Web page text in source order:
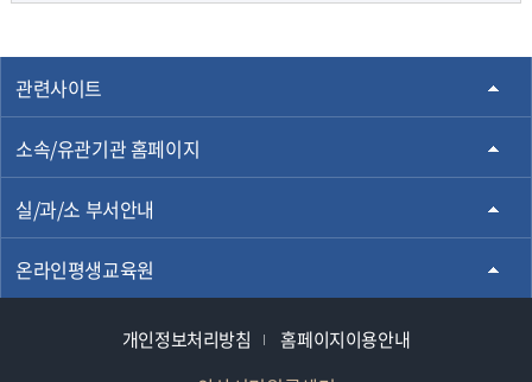
관련사이트
소속/유관기관 홈페이지
실/과/소 부서안내
온라인평생교육원
개인정보처리방침 홈페이지이용안내